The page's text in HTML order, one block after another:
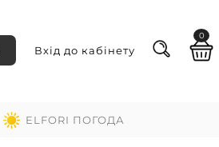
Вхід до кабінету
0
ELFORI ПОГОДА